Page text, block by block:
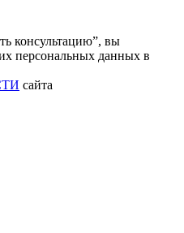
консультацию”, вы
персональных данных в
сайта